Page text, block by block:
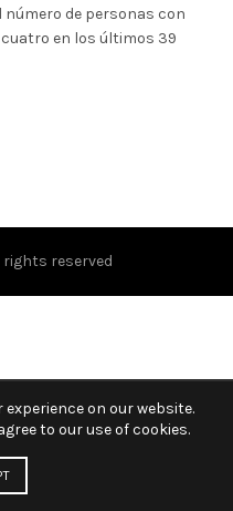
número de personas con
en los últimos 39
rights reserved
on our website.
to our use of cookies.